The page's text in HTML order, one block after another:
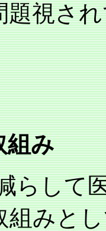
題視さ
み
らして
組みと